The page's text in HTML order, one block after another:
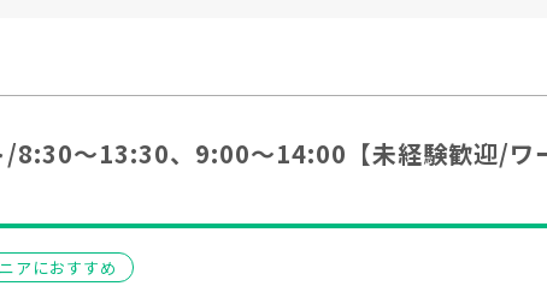
8:30～13:30、9:00～14:00【未経験歓迎/ワ
アにおすすめ